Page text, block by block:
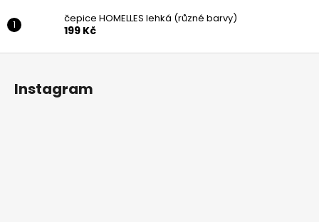
čepice HOMELLES lehká (různé barvy)
199 Kč
Z
Instagram